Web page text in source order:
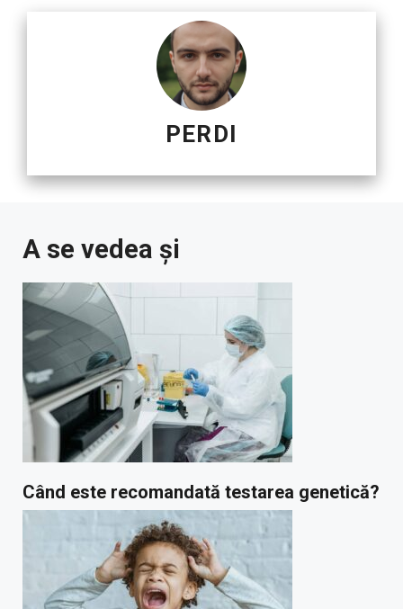
PERDI
A se vedea și
Când este recomandată testarea genetică?